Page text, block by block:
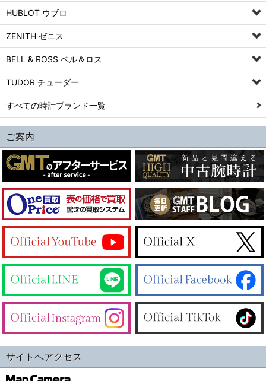
HUBLOT ウブロ
ZENITH ゼニス
BELL & ROSS ベル＆ロス
TUDOR チューダー
すべての時計ブランド一覧
ご案内
サイトへアクセス